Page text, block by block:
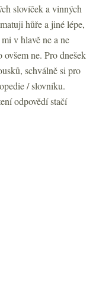
slovíček a vinných
hůře a jiné lépe,
v hlavě ne a ne
ne. Pro dnešek
schválně si pro
/ slovníku.
odpovědí stačí